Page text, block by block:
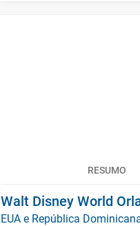
RESUMO
Walt Disney World
EUA e República